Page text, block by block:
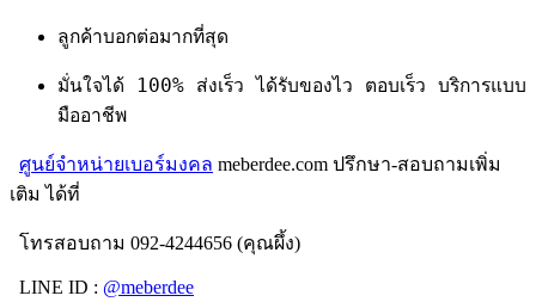
ลูกค้าบอกต่อมากที่สุด
มั่นใจได้ 100% ส่งเร็ว ได้รับของไว ตอบเร็ว บริการแบบ
มืออาชีพ
ศูนย์จำหน่ายเบอร์มงคล meberdee.com ปรึกษา-สอบถามเพิ่ม
เติม ได้ที่
โทรสอบถาม 092-4244656 (คุณผึ้ง)
LINE ID : @meberdee